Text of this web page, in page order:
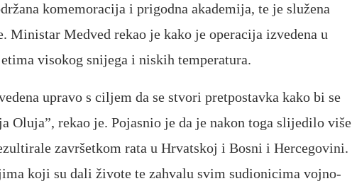
komemoracija i prigodna akademija, te je služena
Ministar Medved rekao je kako je operacija izvedena u
visokog snijega i niskih temperatura.
upravo s ciljem da se stvori pretpostavka kako bi se
Oluja”, rekao je. Pojasnio je da je nakon toga slijedilo više
završetkom rata u Hrvatskoj i Bosni i Hercegovini.
koji su dali živote te zahvalu svim sudionicima vojno-